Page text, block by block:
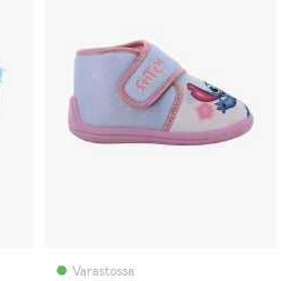
Varastossa